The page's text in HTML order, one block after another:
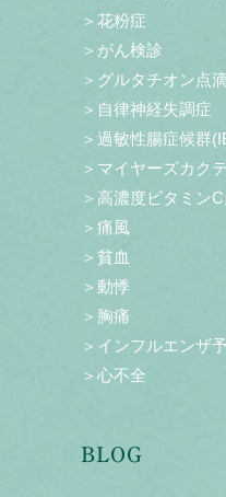
＞花粉症
＞がん検診
＞グルタチオン点滴
＞自律神経失調症
＞過敏性腸症候群
＞マイヤーズカク
＞高濃度ビタミン
＞痛風
＞貧血
＞動悸
＞胸痛
＞インフルエンザ
＞心不全
BLOG